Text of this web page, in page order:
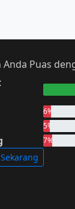
Anda Puas
6%
5%
7%